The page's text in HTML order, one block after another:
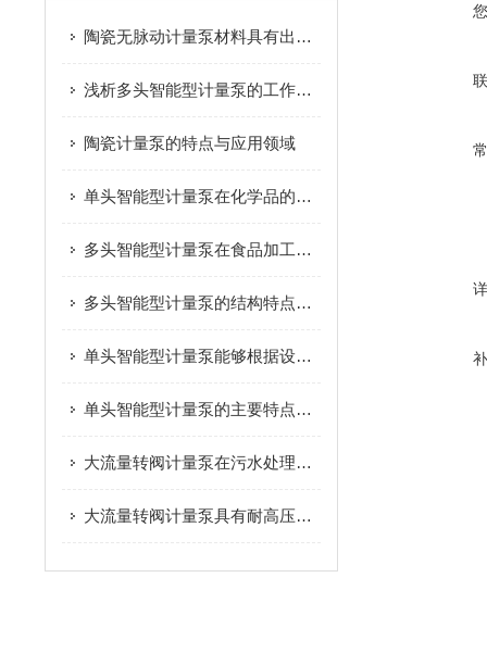
陶瓷无脉动计量泵材料具有出色的耐腐蚀性
浅析多头智能型计量泵的工作原理
陶瓷计量泵的特点与应用领域
单头智能型计量泵在化学品的生产过程中的应用
多头智能型计量泵在食品加工中的应用
多头智能型计量泵的结构特点及其作用
单头智能型计量泵能够根据设定的流量要求，精确控制液体的投加量
单头智能型计量泵的主要特点及具体应用场景
大流量转阀计量泵在污水处理和废水处理过程中的作用
大流量转阀计量泵具有耐高压和耐腐蚀性能